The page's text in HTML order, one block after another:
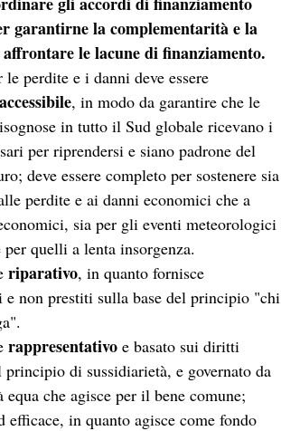
garantirne la complementarità e la
affrontare le lacune di finanziamento.
perdite e i danni deve essere
accessibile, in modo da garantire che le
in tutto il Sud globale ricevano i
per riprendersi e siano padrone del
deve essere completo per sostenere sia
perdite e ai danni economici che a
sia per gli eventi meteorologici
per quelli a lenta insorgenza.
riparativo, in quanto fornisce
e non prestiti sulla base del principio "chi
rappresentativo e basato sui diritti
principio di sussidiarietà, e governato da
equa che agisce per il bene comune;
efficace, in quanto agisce come fondo